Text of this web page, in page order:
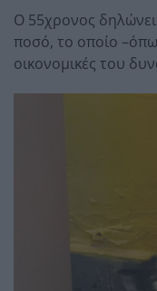
Ο 55χρονος δηλώνει
ποσό, το οποίο
οικονομικές του